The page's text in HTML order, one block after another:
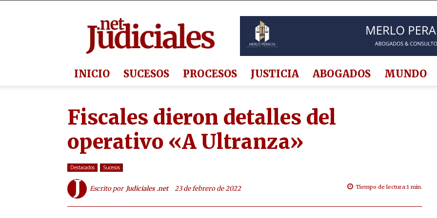
INICIO SUCESOS PROCESOS JUSTICIA ABOGADOS MUNDO
Fiscales dieron detalles del
operativo «A Ultranza»
Destacados Sucesos
Escrito por Judiciales .net 23 de febrero de 2022 Tiempo de lectura:1 min.